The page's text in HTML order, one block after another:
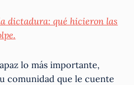
dictadura: qué hicieron las
lo más importante,
comunidad que le cuente